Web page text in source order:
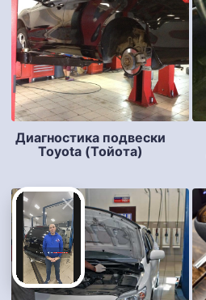
Диагностика подвески
Toyota (Тойота)